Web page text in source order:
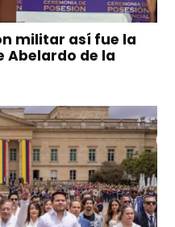
militar así fue la
Abelardo de la